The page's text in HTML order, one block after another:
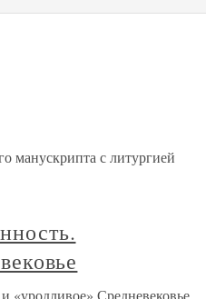
манускрипта с литургией
Средневековье